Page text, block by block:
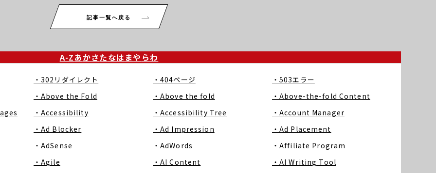
記事一覧へ戻る
A-Zあかさたなは まや らわ
・302リダイレクト ・404ページ
・503エラー
・Above the Fold
・Above the fold
・Above-the-fold Content
・Accessibility ・Accessibility Tree
・Account Manager
・Ad Blocker
・Ad Impression
・Ad Placement
・AdSense
・AdWords
・Affiliate Program
・Agile
・AI Content
・AI Writing Tool